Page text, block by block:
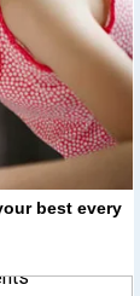
best every